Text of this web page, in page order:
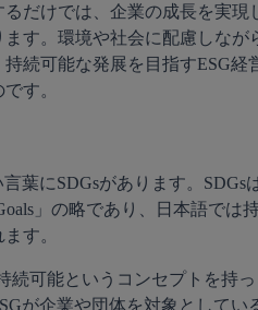
だけでは、企業の成長を実現
す。環境や社会に配慮しなが
続可能な発展を目指すESG経
す。
葉にSDGsがあります。SDGs
Goals」の略であり、日本語では
す。
続可能というコンセプトを持っ
が企業や団体を対象としてい